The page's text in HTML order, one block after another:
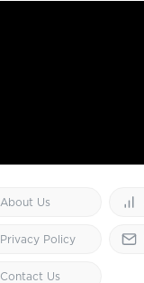
About Us
Privacy Policy
Contact Us